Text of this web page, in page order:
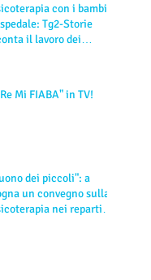
con i bambini
Tg2-Storie
il lavoro dei
Mi FIABA" in TV!
dei piccoli": a
un convegno sulla
nei reparti